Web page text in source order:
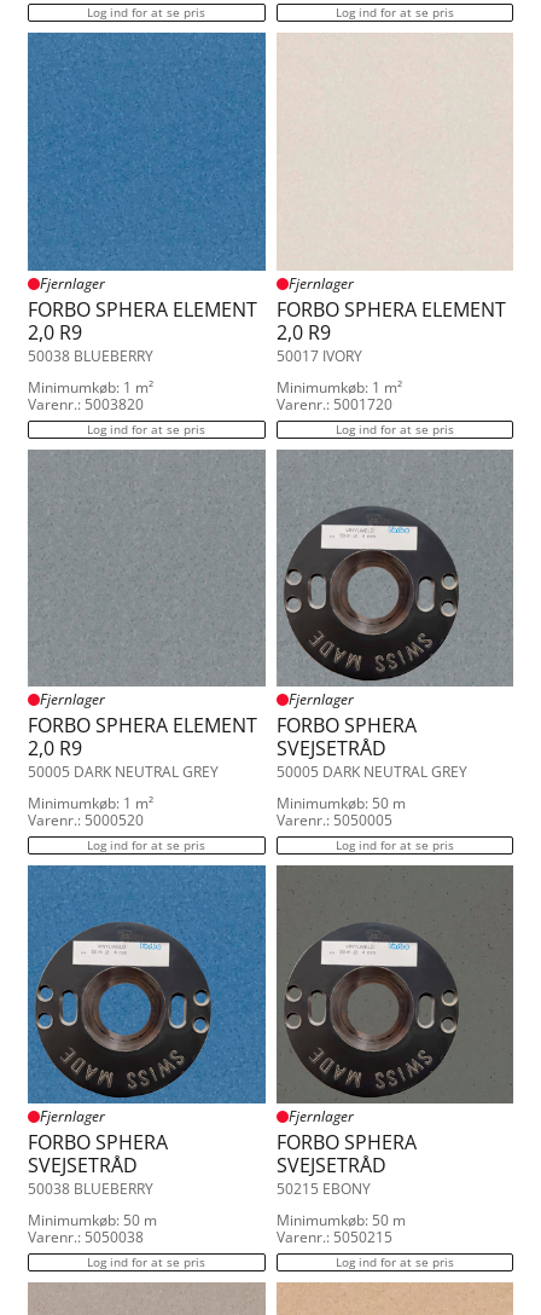
Log ind for at se pris Log ind for at se pris
Fjernlager
FORBO SPHERA ELEMENT
2,0 R9
50038 BLUEBERRY
Minimumkøb: 1 m²
Varenr.: 5003820
Log ind for at se pris
Fjernlager
FORBO SPHERA ELEMENT
2,0 R9
50017 IVORY
Minimumkøb: 1 m²
Varenr.: 5001720
Log ind for at se pris
Fjernlager
FORBO SPHERA ELEMENT
2,0 R9
50005 DARK NEUTRAL GREY
Minimumkøb: 1 m²
Varenr.: 5000520
Log ind for at se pris
Fjernlager
FORBO SPHERA
SVEJSETRÅD
50005 DARK NEUTRAL GREY
Minimumkøb: 50 m
Varenr.: 5050005
Log ind for at se pris
Fjernlager
FORBO SPHERA
SVEJSETRÅD
50038 BLUEBERRY
Minimumkøb: 50 m
Varenr.: 5050038
Log ind for at se pris
Fjernlager
FORBO SPHERA
SVEJSETRÅD
50215 EBONY
Minimumkøb: 50 m
Varenr.: 5050215
Log ind for at se pris